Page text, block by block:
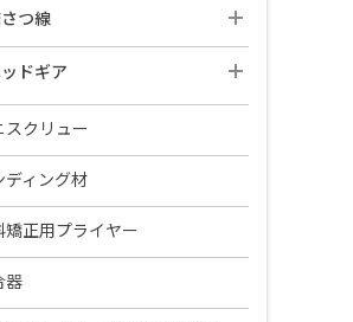
モン クリア2
モン クリア
ソラインアーチワイヤーⅡ
Ni SE200 トルクドタイプ
（RCS）
イン XF アーチワイヤー ラウ
イン XF アーチワイヤー レク
レスタデント ニッケルチタ
ワイヤー
ソラインアーチワイヤー マ
ストランド
ンド
ンレス スティール ワイヤー
タンギュラー
ホール ループ ワイヤー レク
ギュラー
つ線
チャーワイヤー プリフォー
チャーワイヤー ツイスト
ヤシフック プリフォーム
ヤシフック ツイスト
ドギア
イプルヘッドキャップ
ビカルネックパッド
フティーリリースモジュール
プルヘッドキャップ キット
スクリュー
カースクリュー
ソアンカーⅢ
カースクリューインスツルメン
ソアンカー ドライバー
ルスプリング
ディング材
ケット接着関連
ーティオーソ ボンドⅡ トラ
ルセット
ッチメントレジン
矯正用プライヤー
用プライヤー各種
器